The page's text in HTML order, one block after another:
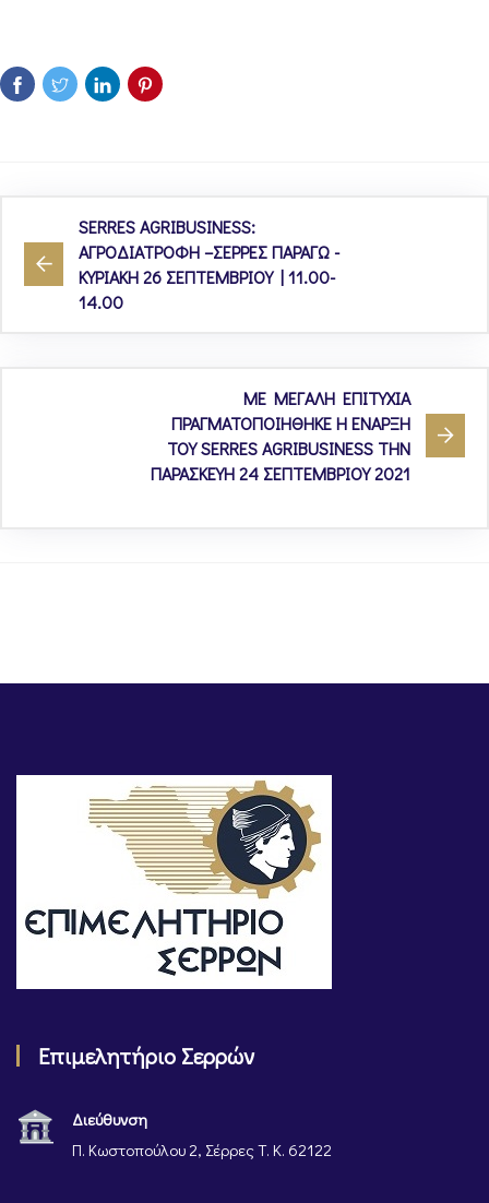
SERRES AGRIBUSINESS:
ΑΓΡΟΔΙΑΤΡΟΦΗ –ΣΕΡΡΕΣ ΠΑΡΑΓΩ -
ΚΥΡΙΑΚΗ 26 ΣΕΠΤΕΜΒΡΙΟΥ | 11.00-
14.00
ME MEΓAΛH EΠITYXIA
ΠΡΑΓΜΑΤΟΠΟΙΗΘΗΚΕ Η ENAPΞH
TOY SERRES AGRIBUSINESS ΤΗΝ
ΠΑΡΑΣΚΕΥΗ 24 ΣΕΠΤΕΜΒΡΙΟΥ 2021
Επιμελητήριο Σερρών
Διεύθυνση
Π. Κωστοπούλου 2, Σέρρες Τ. Κ. 62122